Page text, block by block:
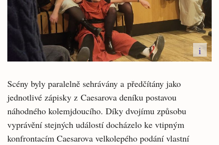
i
Scény byly paralelně sehrávány a předčítány jako
jednotlivé zápisky z Caesarova deníku postavou
náhodného kolemjdoucího. Díky dvojímu způsobu
vyprávění stejných událostí docházelo ke vtipným
konfrontacím Caesarova velkolepého podání vlastní